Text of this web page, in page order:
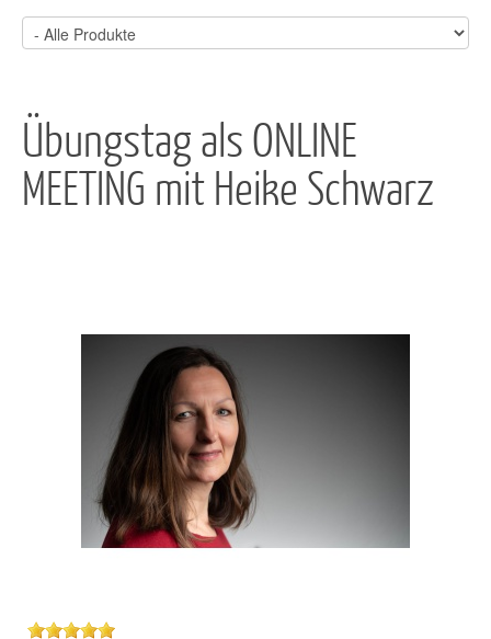
Übungstag als ONLINE
MEETING mit Heike Schwarz